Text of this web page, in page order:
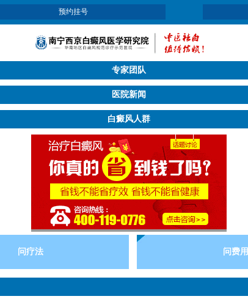
预约挂号
专家团队
医院新闻
白癜风人群
问疗法 问费用